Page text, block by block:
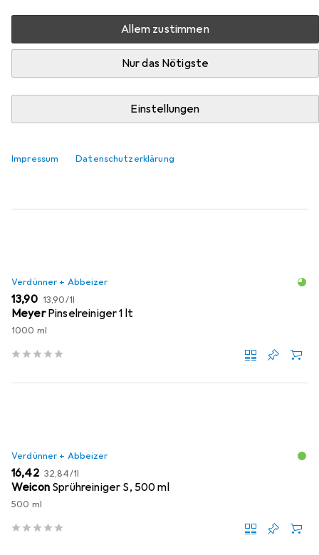
Allem zustimmen
Nur das Nötigste
Einstellungen
Impressum Datenschutzerklärung
Relevanz
Produktliste
EUR
22,10 EUR
29,47/1l
750 ml
Verdünner + Abbeizer
EUR
13,90 EUR
13,90/1l
Meyer Pinselreiniger 1 lt
1000 ml
Verdünner + Abbeizer
EUR
16,42 EUR
32,84/1l
Weicon Sprühreiniger S, 500 ml
500 ml